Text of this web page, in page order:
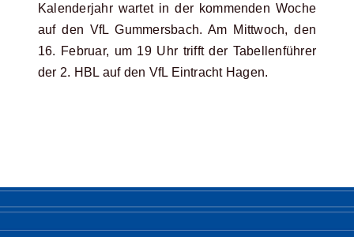
Kalenderjahr wartet in der kommenden Woche
auf den VfL Gummersbach. Am Mittwoch, den
16. Februar, um 19 Uhr trifft der Tabellenführer
der 2. HBL auf den VfL Eintracht Hagen.